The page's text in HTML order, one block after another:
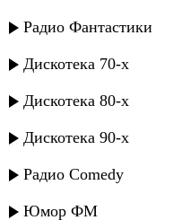
Радио Фантастики
Дискотека 70-х
Дискотека 80-х
Дискотека 90-х
Радио Comedy
Юмор ФМ
Negd pull - Ты мой
Магомедсалам
Индира Максудова